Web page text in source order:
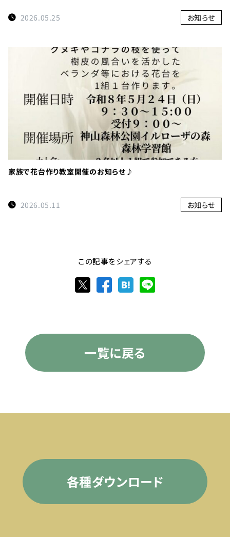
西郡神山
2026.05.25 お知らせ
家族で花台作り教室開催のお知らせ♪
2026.05.11 お知らせ
この記事をシェアする
一覧に戻る
各種ダウンロード